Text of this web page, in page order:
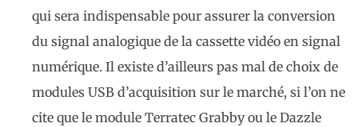
qui sera indispensable pour assurer la conversion
du signal analogique de la cassette vidéo en signal
numérique. Il existe d’ailleurs pas mal de choix de
modules USB d’acquisition sur le marché, si l’on ne
cite que le module Terratec Grabby ou le Dazzle